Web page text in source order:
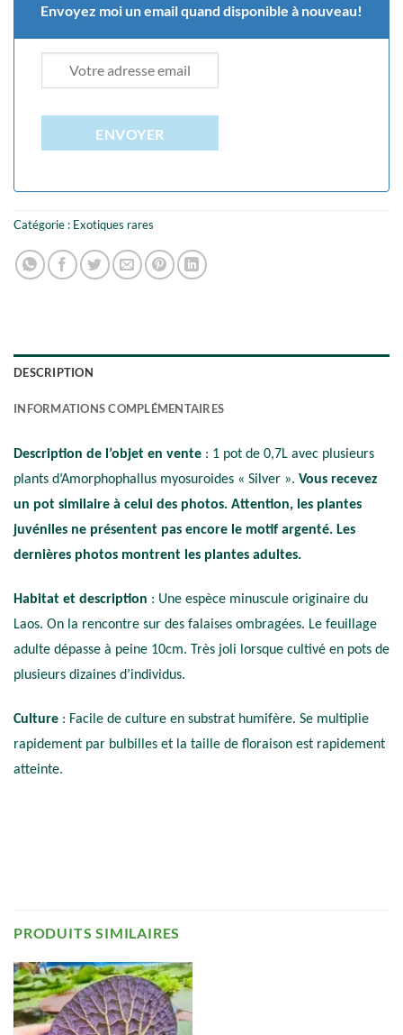
Envoyez moi un email quand disponible à nouveau!
ENVOYER
Catégorie : Exotiques rares
DESCRIPTION
INFORMATIONS COMPLÉMENTAIRES
Description de l’objet en vente : 1 pot de 0,7L avec plusieurs
plants d’Amorphophallus myosuroides « Silver ». Vous recevez
un pot similaire à celui des photos. Attention, les plantes
juvéniles ne présentent pas encore le motif argenté. Les
dernières photos montrent les plantes adultes.
Habitat et description : Une espèce minuscule originaire du
Laos. On la rencontre sur des falaises ombragées. Le feuillage
adulte dépasse à peine 10cm. Très joli lorsque cultivé en pots de
plusieurs dizaines d’individus.
Culture : Facile de culture en substrat humifère. Se multiplie
rapidement par bulbilles et la taille de floraison est rapidement
atteinte.
PRODUITS SIMILAIRES